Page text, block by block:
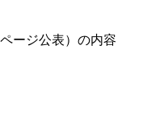
ージ公表）の内容